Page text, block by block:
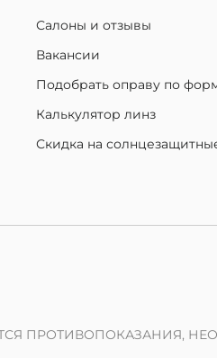
Салоны и отзывы
Вакансии
Подобрать оправу по
Калькулятор линз
Скидка на
ПРОТИВОПОКАЗАНИЯ,